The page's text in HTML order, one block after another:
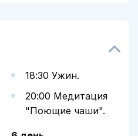
18:30 Ужин.
20:00 Медитация
"Поющие чаши".